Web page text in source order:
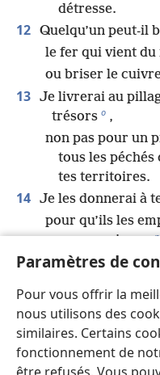
Paramètres de
Pour vous offrir la
nous utilisons des
similaires. Certains
fonctionnement de
détresse.
12 Quelqu’un peut-il
le fer qui vient du
ou briser le
13 Je livrerai au
trésors o ,
non pas pour un
tous les péchés
tes territoires.
14 Je les donnerai à
pour qu’ils les
ne connais pas p
Car ma colère a
15
Ô Jéhovah, tu
Souviens-toi de
Venge-moi de